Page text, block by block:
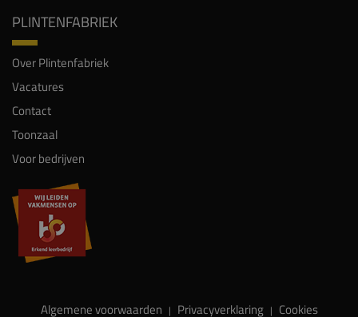
PLINTENFABRIEK
Over Plintenfabriek
Vacatures
Contact
Toonzaal
Voor bedrijven
Algemene voorwaarden | Privacyverklaring | Cookies